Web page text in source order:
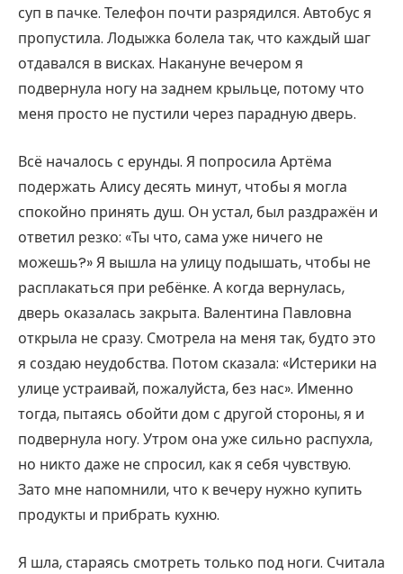
суп в пачке. Телефон почти разрядился. Автобус я
пропустила. Лодыжка болела так, что каждый шаг
отдавался в висках. Накануне вечером я
подвернула ногу на заднем крыльце, потому что
меня просто не пустили через парадную дверь.
Всё началось с ерунды. Я попросила Артёма
подержать Алису десять минут, чтобы я могла
спокойно принять душ. Он устал, был раздражён и
ответил резко: «Ты что, сама уже ничего не
можешь?» Я вышла на улицу подышать, чтобы не
расплакаться при ребёнке. А когда вернулась,
дверь оказалась закрыта. Валентина Павловна
открыла не сразу. Смотрела на меня так, будто это
я создаю неудобства. Потом сказала: «Истерики на
улице устраивай, пожалуйста, без нас». Именно
тогда, пытаясь обойти дом с другой стороны, я и
подвернула ногу. Утром она уже сильно распухла,
но никто даже не спросил, как я себя чувствую.
Зато мне напомнили, что к вечеру нужно купить
продукты и прибрать кухню.
Я шла, стараясь смотреть только под ноги. Считала